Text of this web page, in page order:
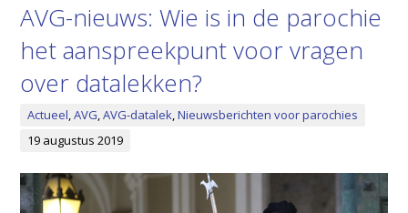
AVG-nieuws: Wie is in de parochie
het aanspreekpunt voor vragen
over datalekken?
Actueel,AVG,AVG-datalek,Nieuwsberichten voor parochies
19 augustus 2019